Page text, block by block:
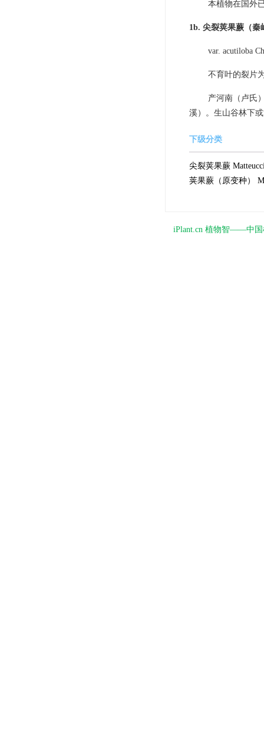
本植物在国外
1b. 尖裂荚果蕨（秦
var. acutiloba
不育叶的裂片
产河南（卢氏
溪）。生山谷林下
下级分类
尖裂荚果蕨
荚果蕨（原变种）
iPlant.cn 植物智——中国